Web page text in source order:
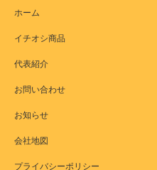
ホーム
イチオシ商品
代表紹介
お問い合わせ
お知らせ
会社地図
プライバシーポリシー